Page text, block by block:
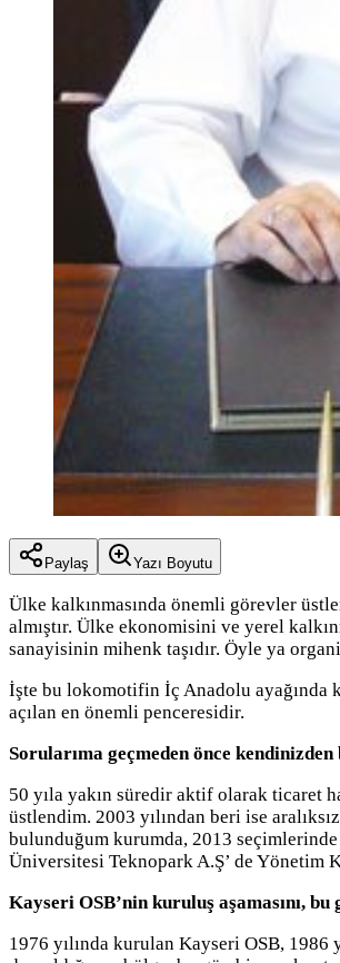
Paylaş Yazı Boyutu
Ülke kalkınmasında önemli görevler
almıştır. Ülke ekonomisini ve yerel
sanayisinin mihenk taşıdır. Öyle ya
İşte bu lokomotifin İç Anadolu ayağında
açılan en önemli penceresidir.
Sorularıma geçmeden önce
50 yıla yakın süredir aktif olarak ticaret
üstlendim. 2003 yılından beri ise
bulunduğum kurumda, 2013 seçimlerinde
Üniversitesi Teknopark A.Ş’ de Yönetim
Kayseri OSB’nin kuruluş aşamasını,
1976 yılında kurulan Kayseri OSB, 1986